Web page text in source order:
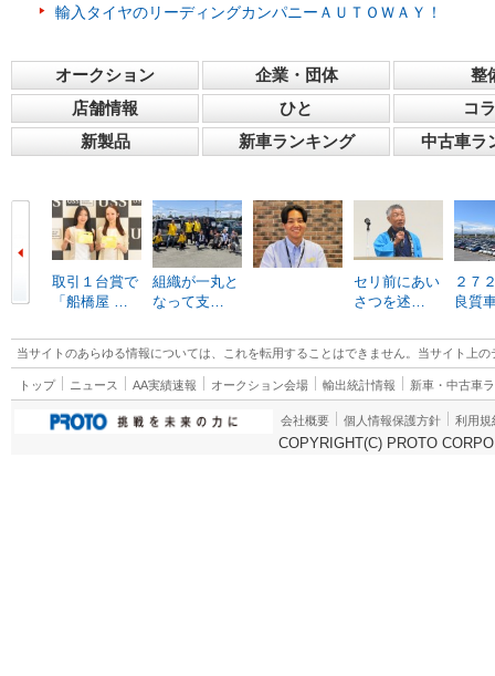
輸入タイヤのリーディングカンパニーＡＵＴＯＷＡＹ！
オークション 企業・団体
整
店舗情報
ひと
コ
新製品
新車ランキング 中古車ラ
取引１台賞で
「船橋屋 …
組織が一丸と
なって支…
セリ前にあい
さつを述…
２７
良質
当サイトのあらゆる情報については、これを転用することはできません。当サイト上
トップ ニュース AA実績速報 オークション会場 輸出統計情報 新車・中古車
会社概要 個人情報保護方針 利用規
COPYRIGHT(C) PROTO